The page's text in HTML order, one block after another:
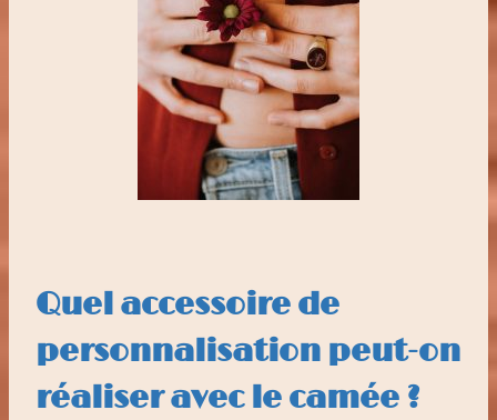
Quel accessoire de
personnalisation peut-on
réaliser avec le camée ?